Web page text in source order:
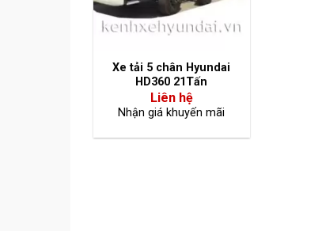
Xe tải 5 chân Hyundai
HD360 21Tấn
Liên hệ
Nhận giá khuyến mãi